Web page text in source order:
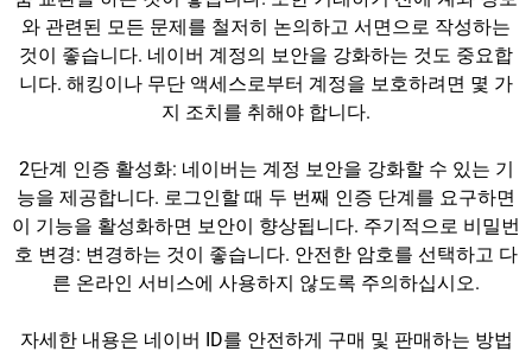
와 관련된 모든 문제를 철저히 논의하고 서면으로 작성하는
것이 좋습니다. 네이버 계정의 보안을 강화하는 것도 중요합
니다. 해킹이나 무단 액세스로부터 계정을 보호하려면 몇 가
지 조치를 취해야 합니다.
2단계 인증 활성화: 네이버는 계정 보안을 강화할 수 있는 기
능을 제공합니다. 로그인할 때 두 번째 인증 단계를 요구하면
이 기능을 활성화하면 보안이 향상됩니다. 주기적으로 비밀번
호 변경: 변경하는 것이 좋습니다. 안전한 암호를 선택하고 다
른 온라인 서비스에 사용하지 않도록 주의하십시오.
자세한 내용은 네이버 ID를 안전하게 구매 및 판매하는 방법